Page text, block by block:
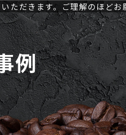
ただきます。ご理解のほどお
例